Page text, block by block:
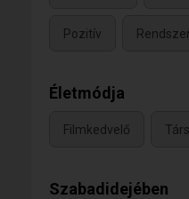
Pozitív
Életmódja
Filmkedvelő
Szabadidejében